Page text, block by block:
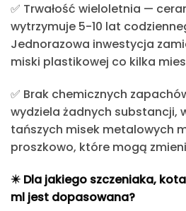
✅ Trwałość wieloletnia —
wytrzymuje 5-10 lat
Jednorazowa inwestycja
miski plastikowej co kilka
✅ Brak chemicznych
wydziela żadnych substancji,
tańszych misek metalowych
proszkowo, które mogą
✴️ Dla jakiego szczeniaka,
ml jest dopasowana?